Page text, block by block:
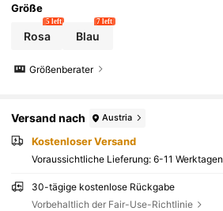
Größe
Rosa
5 left
Blau
7 left
Größenberater
Versand nach Austria
Kostenloser Versand
Voraussichtliche Lieferung: 6-11 Werktagen
30-tägige kostenlose Rückgabe
Vorbehaltlich der Fair-Use-Richtlinie